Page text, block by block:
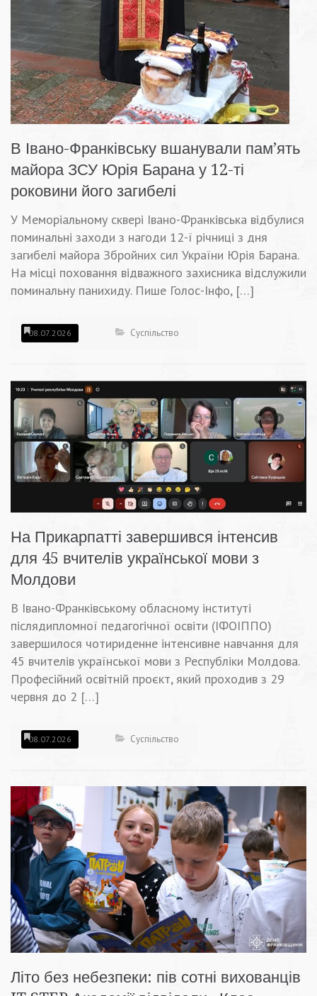
В Івано-Франківську вшанували пам’ять
майора ЗСУ Юрія Барана у 12-ті
роковини його загибелі
У Меморіальному сквері Івано-Франківська відбулися
поминальні заходи з нагоди 12-ї річниці з дня
загибелі майора Збройних сил України Юрія Барана.
На місці поховання відважного захисника відслужили
поминальну панихиду. Пише Голос-Інфо, […]
08.07.2026 Суспільство
На Прикарпатті завершився інтенсив
для 45 вчителів української мови з
Молдови
В Івано-Франківському обласному інституті
післядипломної педагогічної освіти (ІФОІППО)
завершилося чотириденне інтенсивне навчання для
45 вчителів української мови з Республіки Молдова.
Професійний освітній проєкт, який проходив з 29
червня до 2 […]
08.07.2026 Суспільство
Літо без небезпеки: пів сотні вихованців